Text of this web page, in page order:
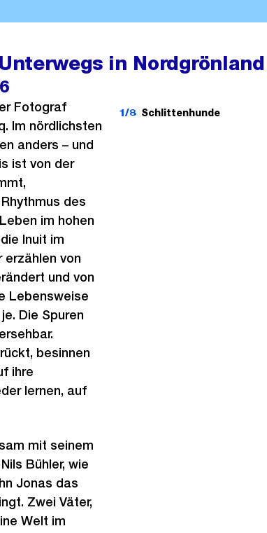
in Nordgrönland
Fotograf
Im nördlichsten
anders – und
ist von der
des
im hohen
Inuit im
erzählen von
und von
Lebensweise
Die Spuren
besinnen
ihre
lernen, auf
mit seinem
Bühler, wie
Jonas das
Zwei Väter,
Welt im
1/8 Schlittenhunde